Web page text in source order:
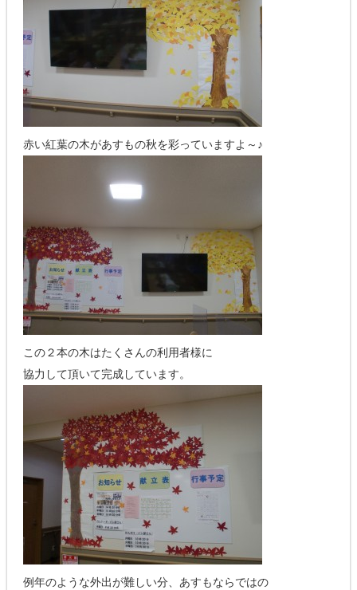
赤い紅葉の木があすもの秋を彩っていますよ～♪
この２本の木はたくさんの利用者様に
協力して頂いて完成しています。
例年のような外出が難しい分、あすもならではの